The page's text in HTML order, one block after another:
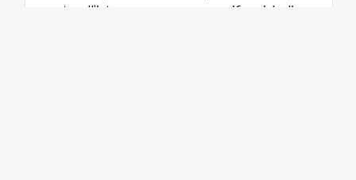
mentre all’interno conserva un magnifico ciclo di